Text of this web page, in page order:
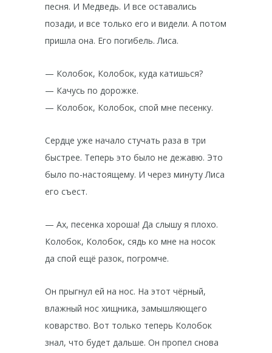
песня. И Медведь. И все оставались
позади, и все только его и видели. А потом
пришла она. Его погибель. Лиса.
— Колобок, Колобок, куда катишься?
— Качусь по дорожке.
— Колобок, Колобок, спой мне песенку.
Сердце уже начало стучать раза в три
быстрее. Теперь это было не дежавю. Это
было по-настоящему. И через минуту Лиса
его съест.
— Ах, песенка хороша! Да слышу я плохо.
Колобок, Колобок, сядь ко мне на носок
да спой ещё разок, погромче.
Он прыгнул ей на нос. На этот чёрный,
влажный нос хищника, замышляющего
коварство. Вот только теперь Колобок
знал, что будет дальше. Он пропел снова